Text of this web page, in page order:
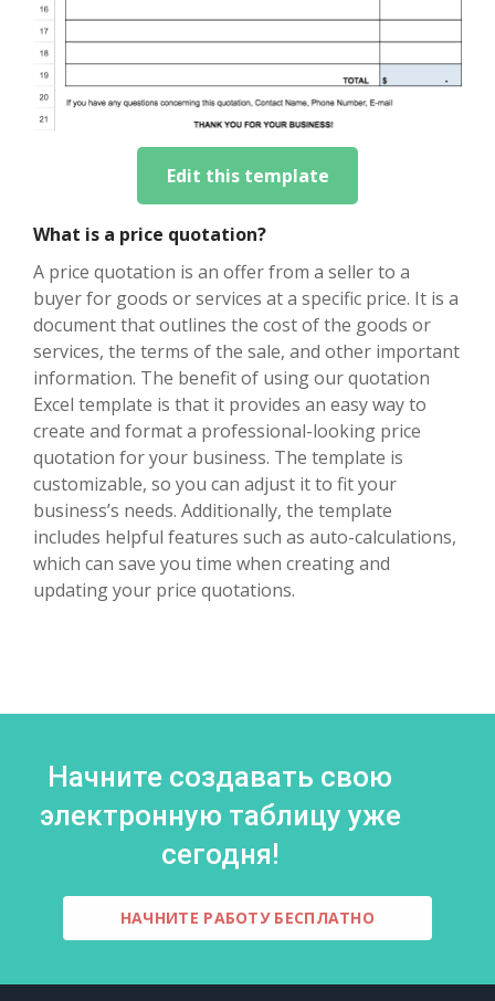
Edit this template
What is a price quotation?
A price quotation is an offer from a seller to a
buyer for goods or services at a specific price. It is a
document that outlines the cost of the goods or
services, the terms of the sale, and other important
information. The benefit of using our quotation
Excel template is that it provides an easy way to
create and format a professional-looking price
quotation for your business. The template is
customizable, so you can adjust it to fit your
business’s needs. Additionally, the template
includes helpful features such as auto-calculations,
which can save you time when creating and
updating your price quotations.
Начните создавать свою
электронную таблицу уже
сегодня!
НАЧНИТЕ РАБОТУ БЕСПЛАТНО